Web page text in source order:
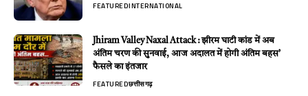
FEATUREDINTERNATIONAL
Jhiram Valley Naxal Attack : झीरम घाटी कांड में अब
अंतिम चरण की सुनवाई, आज अदालत में होगी अंतिम बहस’
फैसले का इंतजार
FEATUREDछत्तीसगढ़